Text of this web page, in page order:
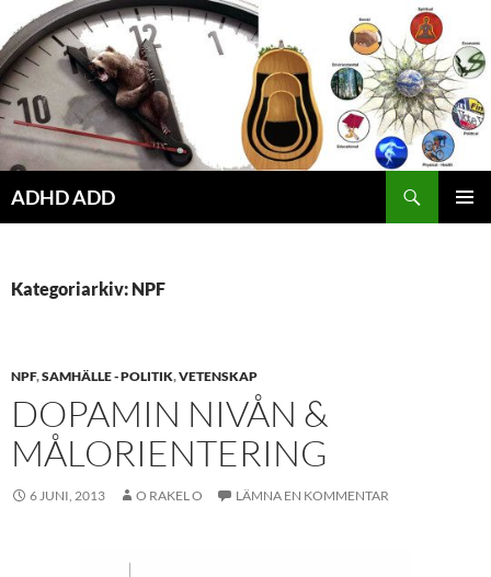
Hoppa
till
innehåll
ADHD ADD
Kategoriarkiv: NPF
NPF,SAMHÄLLE - POLITIK,VETENSKAP
DOPAMIN NIVÅN &
MÅLORIENTERING
6 JUNI, 2013 O RAKEL O LÄMNA EN KOMMENTAR